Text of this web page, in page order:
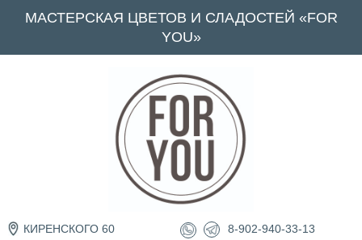
МАСТЕРСКАЯ ЦВЕТОВ И СЛАДОСТЕЙ «FOR
YOU»
КИРЕНСКОГО 60
8-902-940-33-13